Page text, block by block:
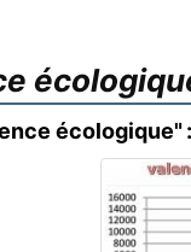
écologique" :